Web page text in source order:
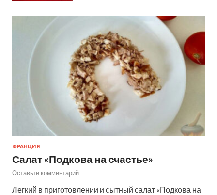
ФРАНЦИЯ
Салат «Подкова на счастье»
Оставьте комментарий
Легкий в приготовлении и сытный салат «Подкова на